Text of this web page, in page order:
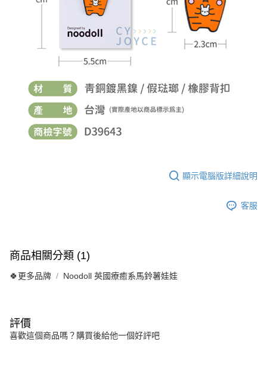
顯示電腦版詳細說明
客服
商品相關分類 (1)
🍀更多品牌 Noodoll 英國療癒系馬鈴薯娃娃
評價
喜歡這個商品嗎？購買後給他一個好評吧